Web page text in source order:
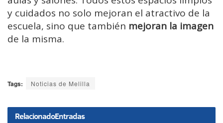
y cuidados no solo mejoran el atractivo de la
escuela, sino que también mejoran la imagen
de la misma.
Tags: Noticias de Melilla
RelacionadoEntradas